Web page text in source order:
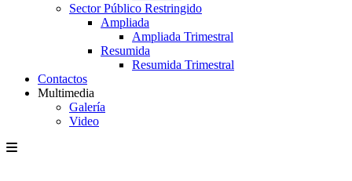
Sector Público Restringido
Ampliada
Ampliada Trimestral
Resumida
Resumida Trimestral
Contactos
Multimedia
Galería
Video